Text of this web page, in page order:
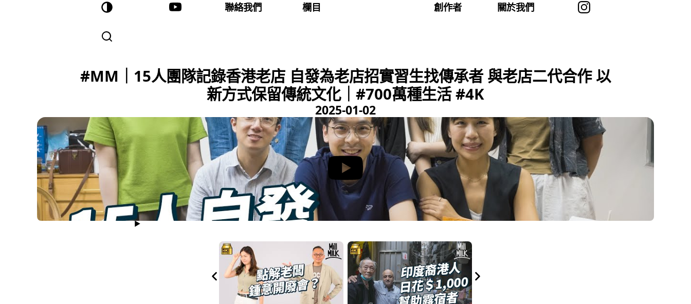
聯絡我們 欄目 創作者 關於我們
#MM｜15人團隊記錄香港老店 自發為老店招實習生找傳承者 與老店二代合作 以
新方式保留傳統文化｜#700萬種生活 #4K
2025-01-02